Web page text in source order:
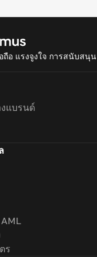
อ แรงจูงใจ การสนับสนุน
แบรนด์
ร